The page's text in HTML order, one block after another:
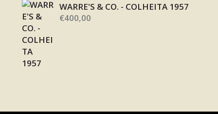
WARRE'S & CO. - COLHEITA 1957
€400,00